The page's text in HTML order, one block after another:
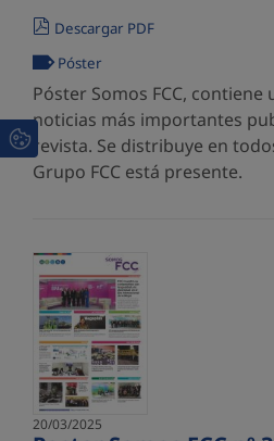
Descargar PDF
Póster
Póster Somos FCC, contiene
noticias más importantes
revista. Se distribuye en
Grupo FCC está presente.
20/03/2025